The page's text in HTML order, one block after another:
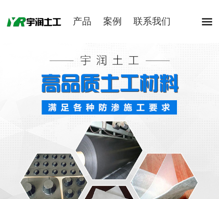
产品 案例 联系我们